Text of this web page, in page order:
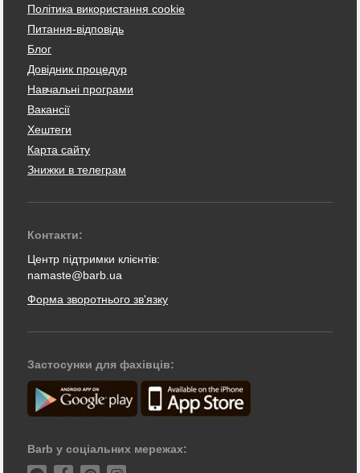
Політика використання cookie
Питання-відповідь
Блог
Довідник процедур
Навчальні програми
Вакансії
Хештеги
Карта сайту
Знижки в телеграм
Контакти:
Центр підтримки клієнтів:
namaste@barb.ua
Форма зворотнього зв'язку
Застосунки для фахівців:
Barb у соціальних мережах: